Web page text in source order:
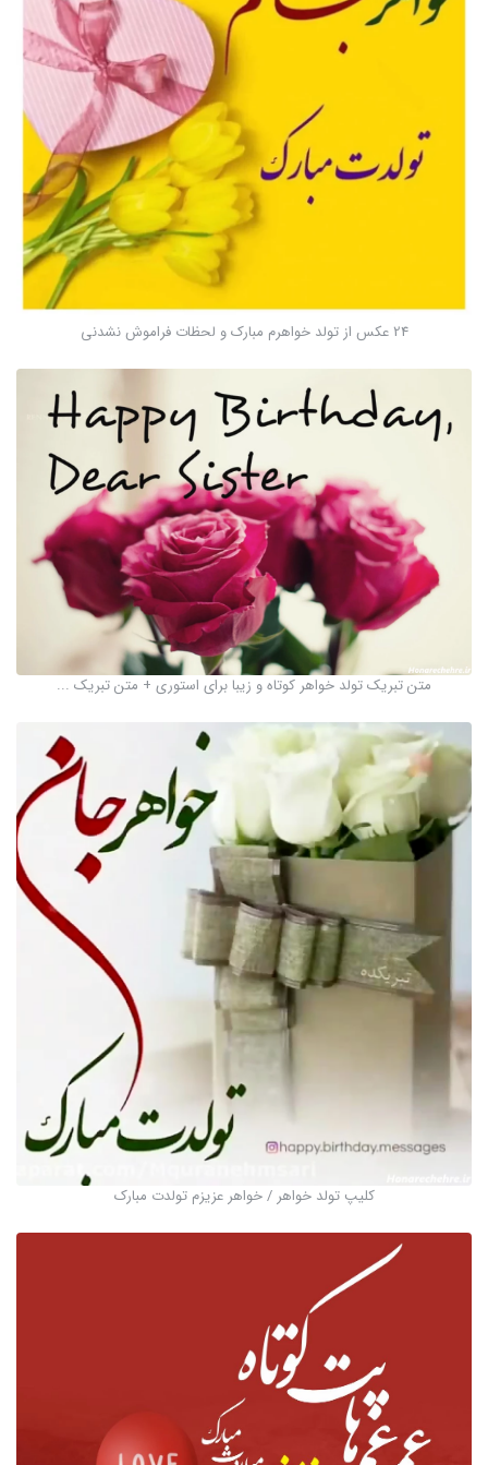
24 عکس از تولد خواهرم مبارک و لحظات فراموش نشدنی
متن تبریک تولد خواهر کوتاه و زیبا برای استوری + متن تبریک ...
کلیپ تولد خواهر / خواهر عزیزم تولدت مبارک